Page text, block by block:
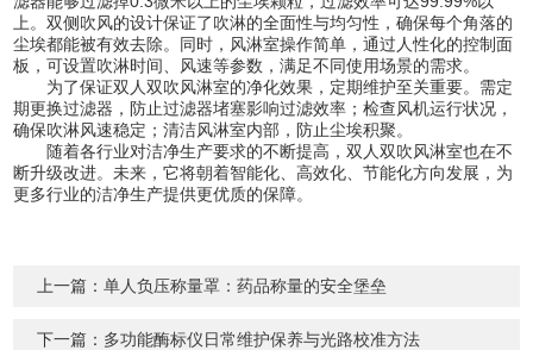
上。双侧吹风的设计保证了吹淋的全面性与均匀性，确保每个角落的
尘埃都能被有效去除。同时，风淋室操作简单，通过人性化的控制面
板，可设置吹淋时间、风速等参数，满足不同使用场景的需求。
为了保证双人双吹风淋室的净化效果，定期维护至关重要。需定
期更换过滤器，防止过滤器堵塞影响过滤效率；检查风机运行状况，
确保吹淋风速稳定；清洁风淋室内部，防止尘埃积聚。
随着各行业对洁净生产要求的不断提高，双人双吹风淋室也在不
断升级改进。未来，它将朝着智能化、高效化、节能化方向发展，为
更多行业的洁净生产提供更优质的保障。
上一篇：单人负压称量罩：药品称量的安全堡垒
下一篇： 多功能酶标仪日常维护保养与光路校准方法